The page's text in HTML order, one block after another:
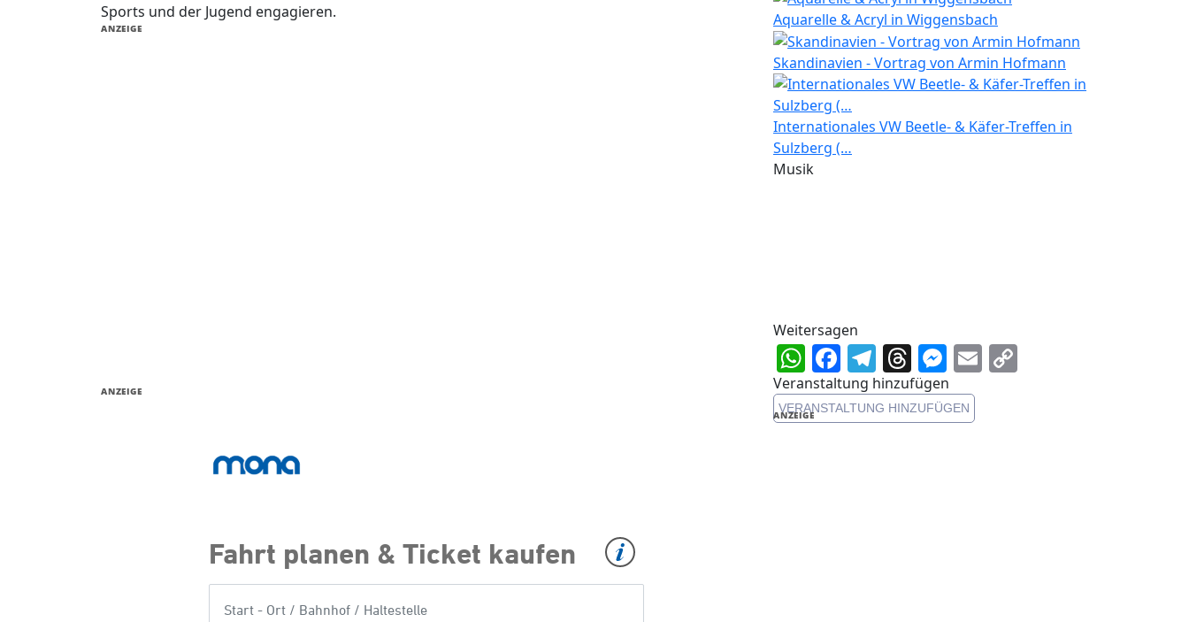
Sports und der Jugend engagieren.
ANZEIGE
ANZEIGE
Aquarelle & Acryl in Wiggensbach
Skandinavien - Vortrag von Armin Hofmann
Internationales VW Beetle- & Käfer-Treffen in
Sulzberg (…
Musik
Weitersagen
WhatsApp
Facebook
Telegram
Threads
Messenger
Email
Veranstaltung hinzufügen
VERANSTALTUNG HINZUFÜGEN
ANZEIGE